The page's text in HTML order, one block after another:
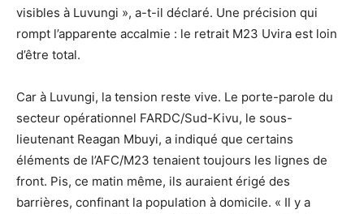
visibles à Luvungi », a-t-il déclaré. Une précision qui
rompt l’apparente accalmie : le retrait M23 Uvira est loin
d’être total.
Car à Luvungi, la tension reste vive. Le porte-parole du
secteur opérationnel FARDC/Sud-Kivu, le sous-
lieutenant Reagan Mbuyi, a indiqué que certains
éléments de l’AFC/M23 tenaient toujours les lignes de
front. Pis, ce matin même, ils auraient érigé des
barrières, confinant la population à domicile. « Il y a